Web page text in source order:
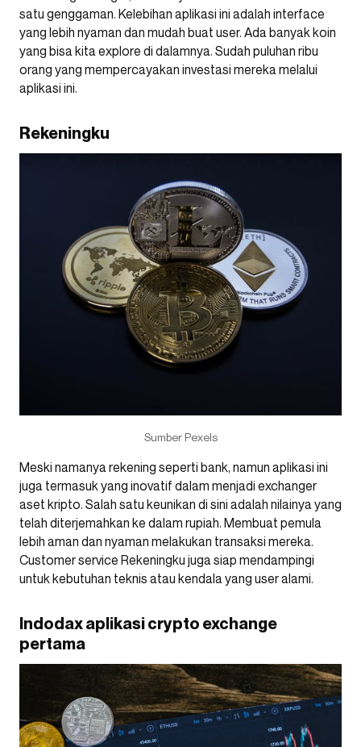
satu genggaman. Kelebihan aplikasi ini adalah interface
yang lebih nyaman dan mudah buat user. Ada banyak koin
yang bisa kita explore di dalamnya. Sudah puluhan ribu
orang yang mempercayakan investasi mereka melalui
aplikasi ini.
Rekeningku
Sumber Pexels
Meski namanya rekening seperti bank, namun aplikasi ini
juga termasuk yang inovatif dalam menjadi exchanger
aset kripto. Salah satu keunikan di sini adalah nilainya yang
telah diterjemahkan ke dalam rupiah. Membuat pemula
lebih aman dan nyaman melakukan transaksi mereka.
Customer service Rekeningku juga siap mendampingi
untuk kebutuhan teknis atau kendala yang user alami.
Indodax aplikasi crypto exchange
pertama